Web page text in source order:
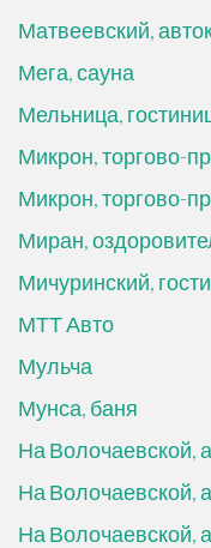
Матвеевский,
Мега, сауна
Мельница,
Микрон, торгово-
Микрон, торгово-
Миран,
Мичуринский,
МТТ Авто
Мульча
Мунса, баня
На Волочаевской,
На Волочаевской,
На Волочаевской,